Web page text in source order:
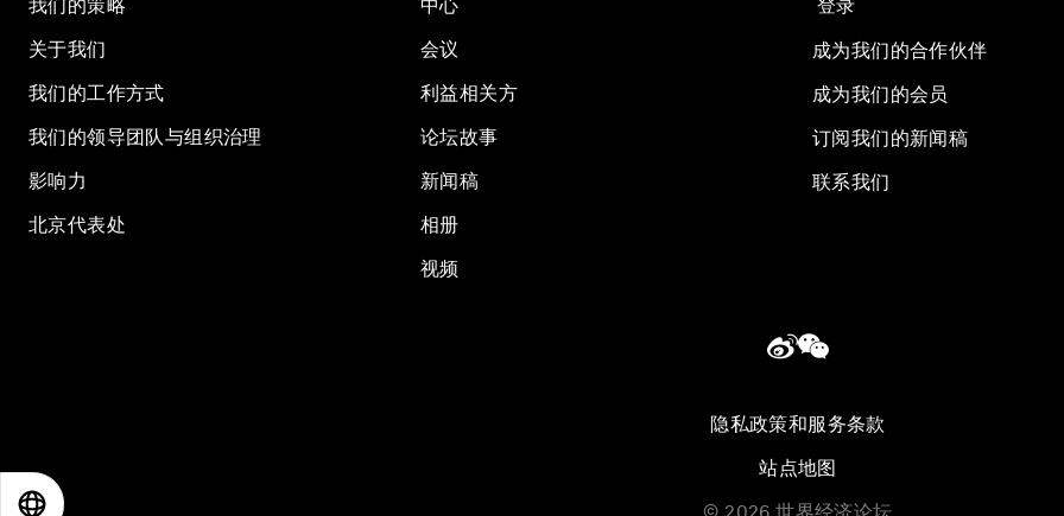
我们的策略
关于我们
我们的工作方式
我们的领导团队与组织治理
影响力
北京代表处
中心
会议
利益相关方
论坛故事
新闻稿
相册
视频
登录
成为我们的合作伙伴
成为我们的会员
订阅我们的新闻稿
联系我们
隐私政策和服务条款
站点地图